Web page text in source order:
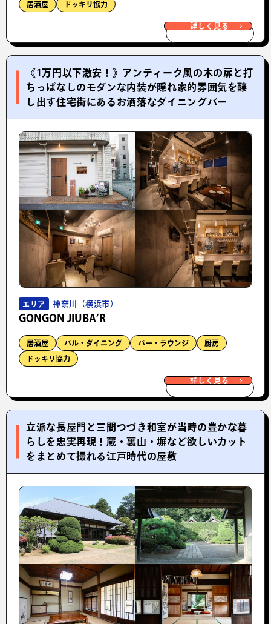
居酒屋 ドッキリ協力
詳しく見る
《1万円以下激安！》アンティーク風の木の扉と打
ちっぱなしのモダンな内装が隠れ家的雰囲気を醸
し出す住宅街にあるお洒落なダイニングバー
エリア 神奈川（横浜市）
GONGON JIUBA’R
居酒屋 バル・ダイニング バー・ラウンジ 厨房
ドッキリ協力
詳しく見る
立派な長屋門と三間つづき和室が当時の豊かな暮
らしを忠実再現！蔵・裏山・塀など欲しいカット
をまとめて撮れる江戸時代の屋敷